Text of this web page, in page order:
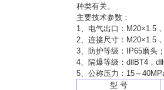
种类有关。
主要技术参数：
1、 电气出口：M20×1.5
2、 连接尺寸：M20×1.5
3、 防护等级：IP65磨头
4、 隔爆等级：dⅡBT4，
5、 公称压力：15～
型 号